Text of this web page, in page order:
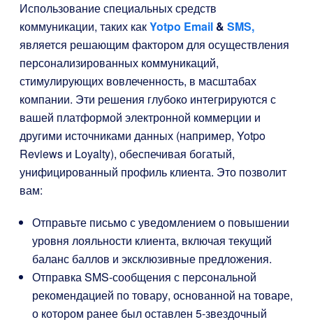
Использование специальных средств
коммуникации, таких какYotpo Email & SMS,
является решающим фактором для осуществления
персонализированных коммуникаций,
стимулирующих вовлеченность, в масштабах
компании. Эти решения глубоко интегрируются с
вашей платформой электронной коммерции и
другими источниками данных (например, Yotpo
Reviews и Loyalty), обеспечивая богатый,
унифицированный профиль клиента. Это позволит
вам:
Отправьте письмо с уведомлением о повышении
уровня лояльности клиента, включая текущий
баланс баллов и эксклюзивные предложения.
Отправка SMS-сообщения с персональной
рекомендацией по товару, основанной на товаре,
о котором ранее был оставлен 5-звездочный